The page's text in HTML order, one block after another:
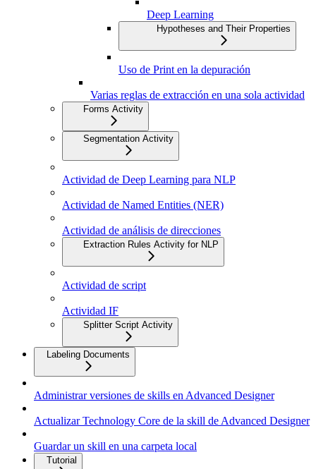
Deep Learning
Hypotheses and Their Properties
Uso de Print en la depuración
Varias reglas de extracción en una sola actividad
Forms Activity
Segmentation Activity
Actividad de Deep Learning para NLP
Actividad de Named Entities (NER)
Actividad de análisis de direcciones
Extraction Rules Activity for NLP
Actividad de script
Actividad IF
Splitter Script Activity
Labeling Documents
Administrar versiones de skills en Advanced Designer
Actualizar Technology Core de la skill de Advanced Designer
Guardar un skill en una carpeta local
Tutorial